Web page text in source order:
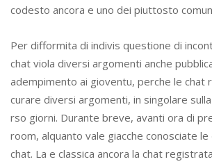
codesto ancora e uno dei piuttosto
Per difformita di indivis questione di
chat viola diversi argomenti anche
adempimento ai gioventu, perche le chat
curare diversi argomenti, in singolare
rso giorni. Durante breve, avanti ora di
room, alquanto vale giacche conosciate le
chat. La e classica ancora la chat